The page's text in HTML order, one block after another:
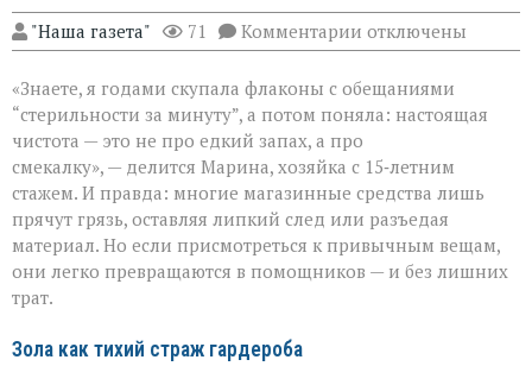
"Наша газета" 71 Комментарии к
записи
бытовая
химия
хитрости
для
идеальной
чистоты
отключены
«Знаете, я годами скупала флаконы с обещаниями
“стерильности за минуту”, а потом поняла: настоящая
чистота — это не про едкий запах, а про
смекалку», — делится Марина, хозяйка с 15‑летним
стажем. И правда: многие магазинные средства лишь
прячут грязь, оставляя липкий след или разъедая
материал. Но если присмотреться к привычным вещам,
они легко превращаются в помощников — и без лишних
трат.
Зола как тихий страж гардероба